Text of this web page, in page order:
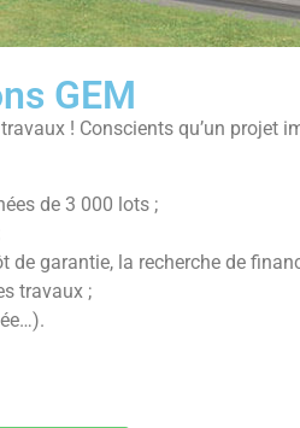
GEM
! Conscients qu’un projet
de 3 000 lots ;
garantie, la recherche de
travaux ;